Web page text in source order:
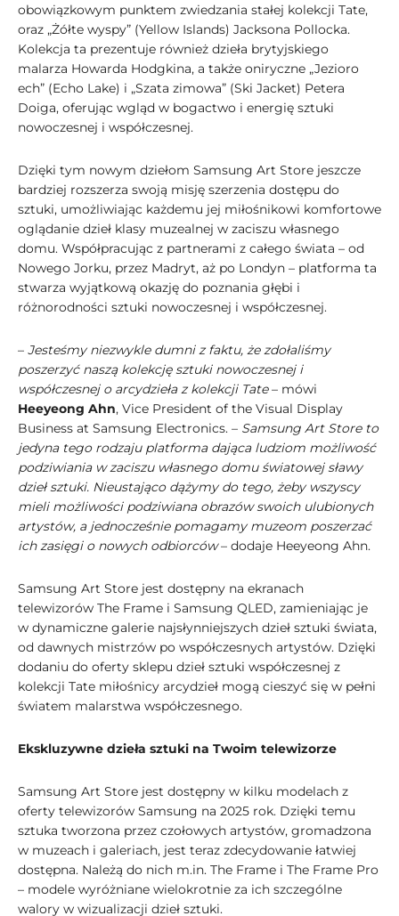
obowiązkowym punktem zwiedzania stałej kolekcji Tate,
oraz „Żółte wyspy” (Yellow Islands) Jacksona Pollocka.
Kolekcja ta prezentuje również dzieła brytyjskiego
malarza Howarda Hodgkina, a także oniryczne „Jezioro
ech” (Echo Lake) i „Szata zimowa” (Ski Jacket) Petera
Doiga, oferując wgląd w bogactwo i energię sztuki
nowoczesnej i współczesnej.
Dzięki tym nowym dziełom Samsung Art Store jeszcze
bardziej rozszerza swoją misję szerzenia dostępu do
sztuki, umożliwiając każdemu jej miłośnikowi komfortowe
oglądanie dzieł klasy muzealnej w zaciszu własnego
domu. Współpracując z partnerami z całego świata – od
Nowego Jorku, przez Madryt, aż po Londyn – platforma ta
stwarza wyjątkową okazję do poznania głębi i
różnorodności sztuki nowoczesnej i współczesnej.
– Jesteśmy niezwykle dumni z faktu, że zdołaliśmy
poszerzyć naszą kolekcję sztuki nowoczesnej i
współczesnej o arcydzieła z kolekcji Tate– mówi
Heeyeong Ahn, Vice President of the Visual Display
Business at Samsung Electronics. – Samsung Art Store to
jedyna tego rodzaju platforma dająca ludziom możliwość
podziwiania w zaciszu własnego domu światowej sławy
dzieł sztuki. Nieustająco dążymy do tego, żeby wszyscy
mieli możliwości podziwiana obrazów swoich ulubionych
artystów, a jednocześnie pomagamy muzeom poszerzać
ich zasięgi o nowych odbiorców– dodaje Heeyeong Ahn.
Samsung Art Store jest dostępny na ekranach
telewizorów The Frame i Samsung QLED, zamieniając je
w dynamiczne galerie najsłynniejszych dzieł sztuki świata,
od dawnych mistrzów po współczesnych artystów. Dzięki
dodaniu do oferty sklepu dzieł sztuki współczesnej z
kolekcji Tate miłośnicy arcydzieł mogą cieszyć się w pełni
światem malarstwa współczesnego.
Ekskluzywne dzieła sztuki na Twoim telewizorze
Samsung Art Store jest dostępny w kilku modelach z
oferty telewizorów Samsung na 2025 rok. Dzięki temu
sztuka tworzona przez czołowych artystów, gromadzona
w muzeach i galeriach, jest teraz zdecydowanie łatwiej
dostępna. Należą do nich m.in. The Frame i The Frame Pro
– modele wyróżniane wielokrotnie za ich szczególne
walory w wizualizacji dzieł sztuki.